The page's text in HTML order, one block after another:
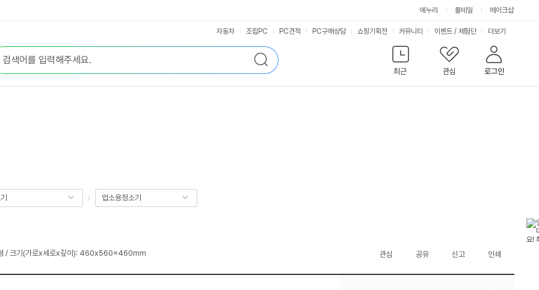
에누리 몰테일 메이크샵
검
색
최근
관심 로그인
자동차 조립PC PC견적 PC구매상담 쇼핑기획전 커뮤니티 이벤트 / 체험단 서
비
스
더보기
업소용청소기
/ 크기(가로x세로x깊이): 460x560x460mm 관심 공유 신고 인쇄